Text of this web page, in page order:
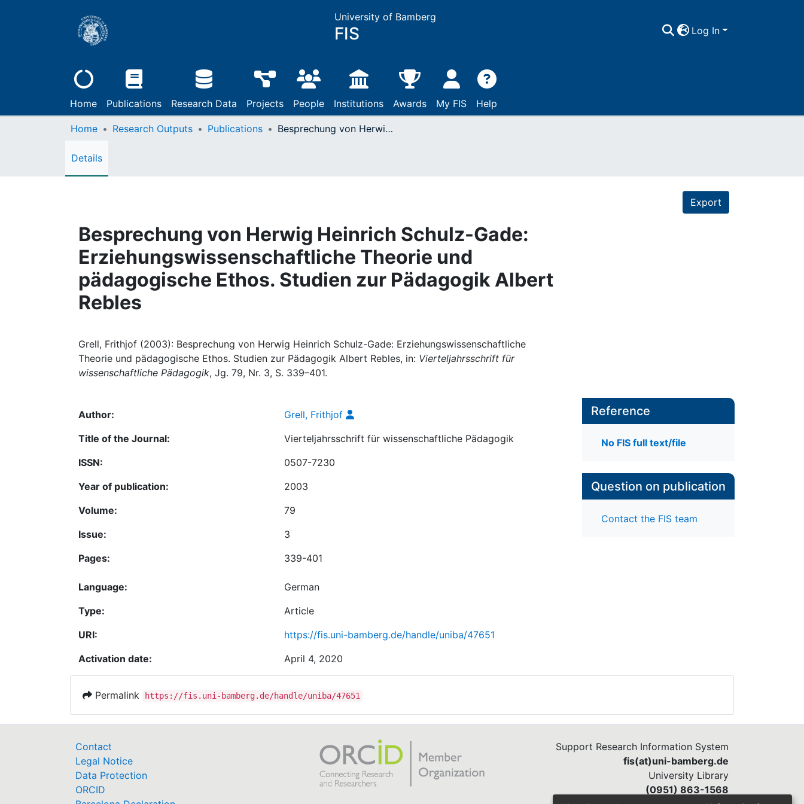
University of Bamberg
FIS Log In
Home Publications Research Data Projects People Institutions Awards My FIS Help
Home Research Outputs Publications Besprechung von Herwig Heinrich Schulz-Gade: Erziehungswissenschaftliche Theorie und pädagogische Ethos. Studien zur Pädagogik Albert Rebles
Details
Export
Besprechung von Herwig Heinrich Schulz-Gade:
Erziehungswissenschaftliche Theorie und
pädagogische Ethos. Studien zur Pädagogik Albert
Rebles
Grell, Frithjof (2003): Besprechung von Herwig Heinrich Schulz-Gade: Erziehungswissenschaftliche
Theorie und pädagogische Ethos. Studien zur Pädagogik Albert Rebles, in: Vierteljahrsschrift für
wissenschaftliche Pädagogik, Jg. 79, Nr. 3, S. 339–401.
Author:
Grell, Frithjof
Title of the Journal:
Vierteljahrsschrift für wissenschaftliche Pädagogik
ISSN:
0507-7230
Year of publication:
2003
Volume:
79
Issue:
3
Pages:
339-401
Language:
German
Type:
Article
URI:
https://fis.uni-bamberg.de/handle/uniba/47651
Activation date:
April 4, 2020
Reference
No FIS full text/file
Question on publication
Contact the FIS team
Permalink https://fis.uni-bamberg.de/handle/uniba/47651
Contact
Legal Notice
Data Protection
ORCID
Support Research Information System
fis(at)uni-bamberg.de
University Library
(0951) 863-1568